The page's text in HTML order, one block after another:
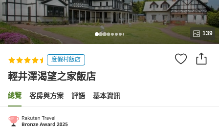
139
度假村飯店
輕井澤渴望之家飯店
總覽 客房與方案 評語 基本資訊